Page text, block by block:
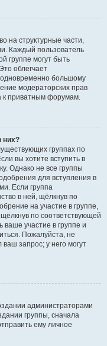
на структурные части,
Каждый пользователь
группе могут быть
облегчает
большому
модераторских прав
к приватным форумам.
них?
группах по
вы хотите вступить в
Однако не все группы
для вступления в
Если группа
в ней, щёлкнув по
на участие в группе,
по соответствующей
ваше участие в группе и
Пожалуйста, не
запрос; у него могут
администраторами
группы, сначала
ему личное